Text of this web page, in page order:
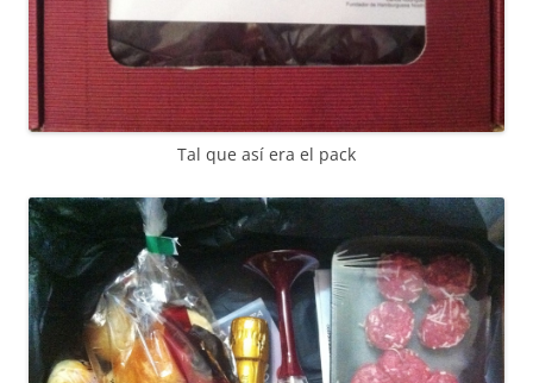
Tal que así era el pack